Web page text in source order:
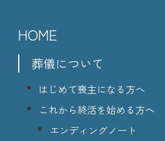
HOME
葬儀について
はじめて喪主になる方へ
これから終活を始める方へ
エンディングノート